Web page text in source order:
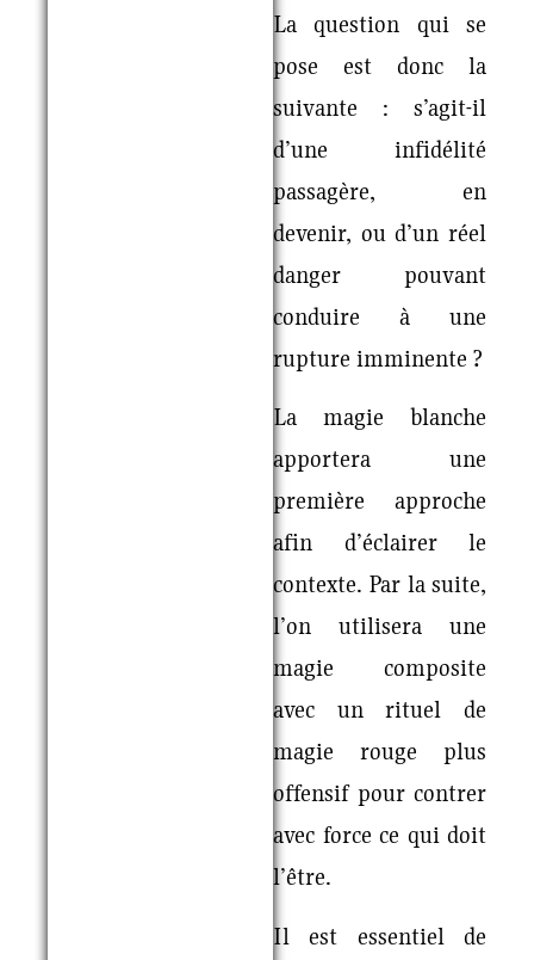
La question qui se
pose est donc la
suivante : s’agit-il
d’une infidélité
passagère, en
devenir, ou d’un réel
danger pouvant
conduire à une
rupture imminente ?
La magie blanche
apportera une
première approche
afin d’éclairer le
contexte. Par la suite,
l’on utilisera une
magie composite
avec un rituel de
magie rouge plus
offensif pour contrer
avec force ce qui doit
l’être.
Il est essentiel de